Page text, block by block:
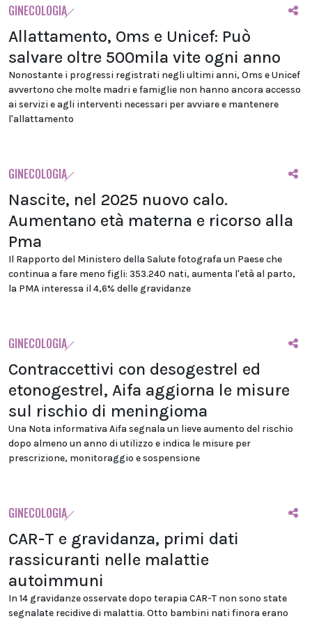
GINECOLOGIA
Allattamento, Oms e Unicef: Può
salvare oltre 500mila vite ogni anno
Nonostante i progressi registrati negli ultimi anni, Oms e Unicef
avvertono che molte madri e famiglie non hanno ancora accesso
ai servizi e agli interventi necessari per avviare e mantenere
l'allattamento
GINECOLOGIA
Nascite, nel 2025 nuovo calo.
Aumentano età materna e ricorso alla
Pma
Il Rapporto del Ministero della Salute fotografa un Paese che
continua a fare meno figli: 353.240 nati, aumenta l'età al parto,
la PMA interessa il 4,6% delle gravidanze
GINECOLOGIA
Contraccettivi con desogestrel ed
etonogestrel, Aifa aggiorna le misure
sul rischio di meningioma
Una Nota informativa Aifa segnala un lieve aumento del rischio
dopo almeno un anno di utilizzo e indica le misure per
prescrizione, monitoraggio e sospensione
GINECOLOGIA
CAR-T e gravidanza, primi dati
rassicuranti nelle malattie
autoimmuni
In 14 gravidanze osservate dopo terapia CAR-T non sono state
segnalate recidive di malattia. Otto bambini nati finora erano